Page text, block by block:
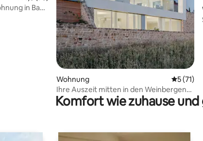
in Bad
Wohnung
5 (71)
Ihre Auszeit mitten in den Weinbergen
der Pfalz
Komfort wie zuhause